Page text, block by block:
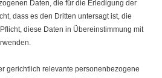
Daten, die für die Erledigung der
dass es den Dritten untersagt ist, die
diese Daten in Übereinstimmung mit
gerichtlich relevante personenbezogene